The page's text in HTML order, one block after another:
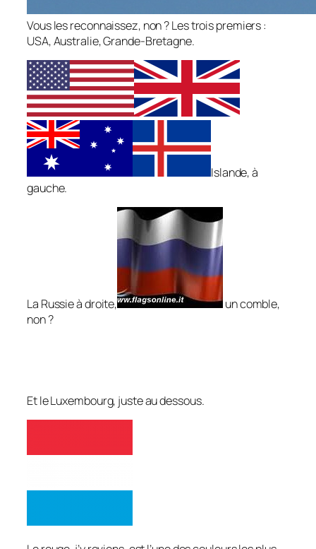
Vous les reconnaissez, non ? Les trois premiers :
USA, Australie, Grande-Bretagne.
Islande, à
gauche.
La Russie à droite,
un comble,
non ?
Et le Luxembourg, juste au dessous.